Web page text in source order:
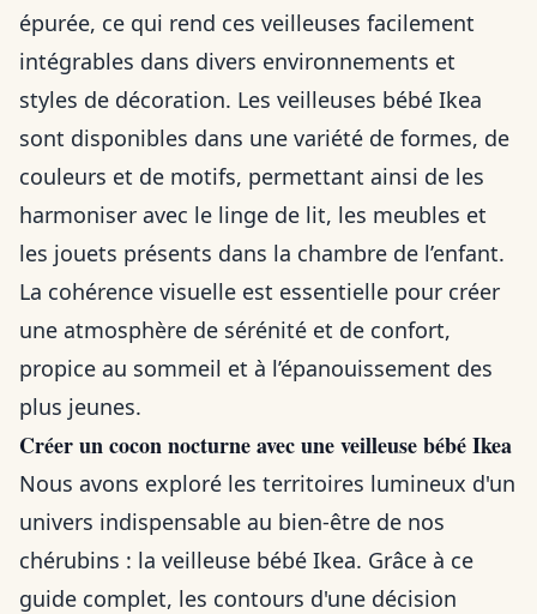
épurée, ce qui rend ces veilleuses facilement
intégrables dans divers environnements et
styles de décoration. Les veilleuses bébé Ikea
sont disponibles dans une variété de formes, de
couleurs et de motifs, permettant ainsi de les
harmoniser avec le linge de lit, les meubles et
les jouets présents dans la chambre de l’enfant.
La cohérence visuelle est essentielle pour créer
une atmosphère de sérénité et de confort,
propice au sommeil et à l’épanouissement des
plus jeunes.
Créer un cocon nocturne avec une veilleuse bébé Ikea
Nous avons exploré les territoires lumineux d'un
univers indispensable au bien-être de nos
chérubins : la veilleuse bébé Ikea. Grâce à ce
guide complet, les contours d'une décision